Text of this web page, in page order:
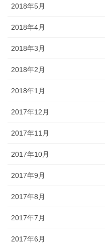
2018年5月
2018年4月
2018年3月
2018年2月
2018年1月
2017年12月
2017年11月
2017年10月
2017年9月
2017年8月
2017年7月
2017年6月